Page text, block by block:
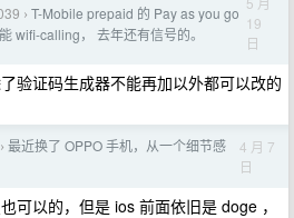
› T-Mobile prepaid 的 Pay as you go
wifi-calling， 去年还有信号的。
19
日
验证码生成器不能再加以外都可以改的
› 最近换了 OPPO 手机，从一个细节感
4 月 7
日
可以的，但是 ios 前面依旧是 doge ，